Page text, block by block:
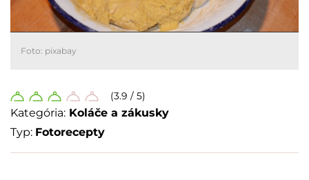
Foto: pixabay
(3.9 / 5)
Kategória: Koláče a zákusky
Typ: Fotorecepty